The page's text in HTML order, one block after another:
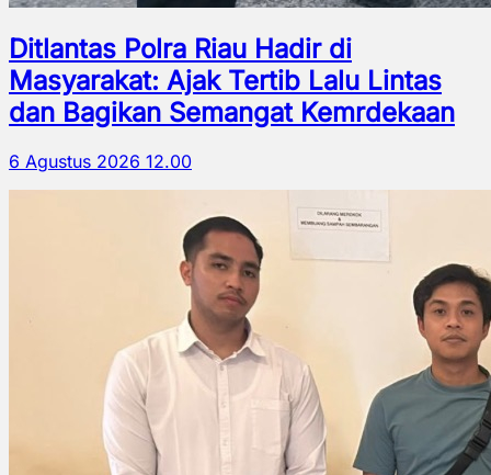
Ditlantas Polra Riau Hadir di
Masyarakat: Ajak Tertib Lalu Lintas
dan Bagikan Semangat Kemrdekaan
6 Agustus 2026 12.00